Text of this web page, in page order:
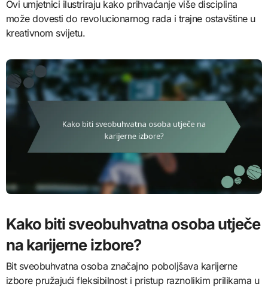
Ovi umjetnici ilustriraju kako prihvaćanje više disciplina
može dovesti do revolucionarnog rada i trajne ostavštine u
kreativnom svijetu.
Kako biti sveobuhvatna osoba utječe
na karijerne izbore?
Bit sveobuhvatna osoba značajno poboljšava karijerne
izbore pružajući fleksibilnost i pristup raznolikim prilikama u